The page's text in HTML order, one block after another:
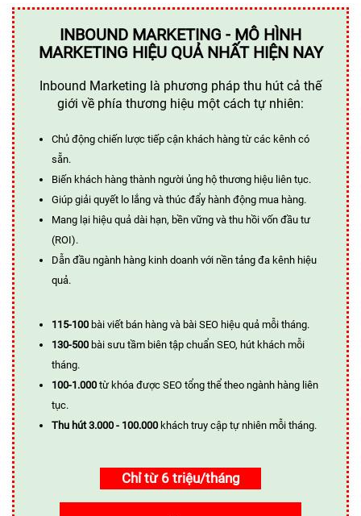
INBOUND MARKETING - MÔ HÌNH
MARKETING HIỆU QUẢ NHẤT HIỆN NAY
Inbound Marketing là phương pháp thu hút cả thế
giới về phía thương hiệu một cách tự nhiên:
Chủ động chiến lược tiếp cận khách hàng từ các kênh có
sẵn.
Biến khách hàng thành người ủng hộ thương hiệu liên tục.
Giúp giải quyết lo lắng và thúc đẩy hành động mua hàng.
Mang lại hiệu quả dài hạn, bền vững và thu hồi vốn đầu tư
(ROI).
Dẫn đầu ngành hàng kinh doanh với nền tảng đa kênh hiệu
quả.
115-100 bài viết bán hàng và bài SEO hiệu quả mỗi tháng.
130-500 bài sưu tầm biên tập chuẩn SEO, hút khách mỗi
tháng.
100-1.000 từ khóa được SEO tổng thể theo ngành hàng liên
tục.
Thu hút 3.000 - 100.000 khách truy cập tự nhiên mỗi tháng.
Chỉ từ 6 triệu/tháng